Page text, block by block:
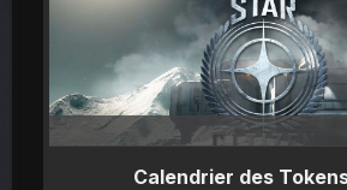
Calendrier des